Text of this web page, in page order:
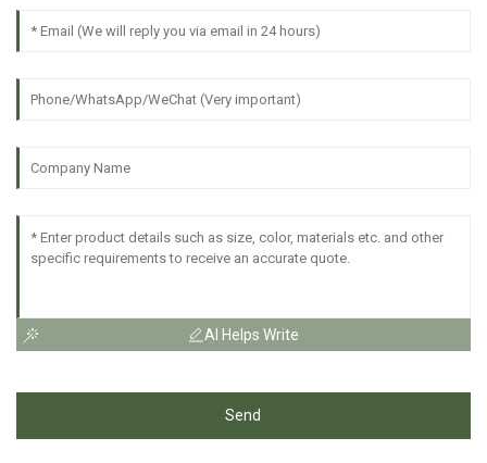
AI Helps Write
Send